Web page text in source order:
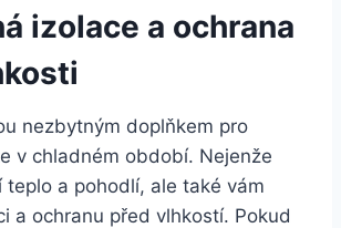
izolace a ochrana
nezbytným doplňkem pro
v chladném období. ⁢Nejenže
teplo a pohodlí, ale také vám
‍a⁤ ochranu před vlhkostí. Pokud